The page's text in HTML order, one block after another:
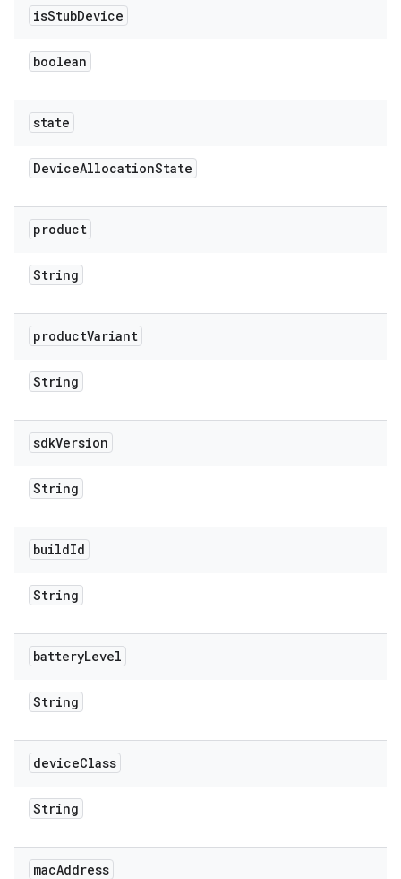
isStubDevice
boolean
state
DeviceAllocationState
product
String
productVariant
String
sdkVersion
String
buildId
String
batteryLevel
String
deviceClass
String
macAddress